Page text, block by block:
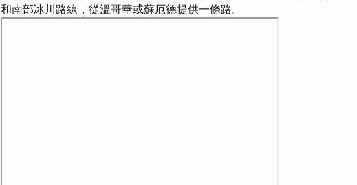
和南部冰川路線，從溫哥華或蘇厄德提供一條路。